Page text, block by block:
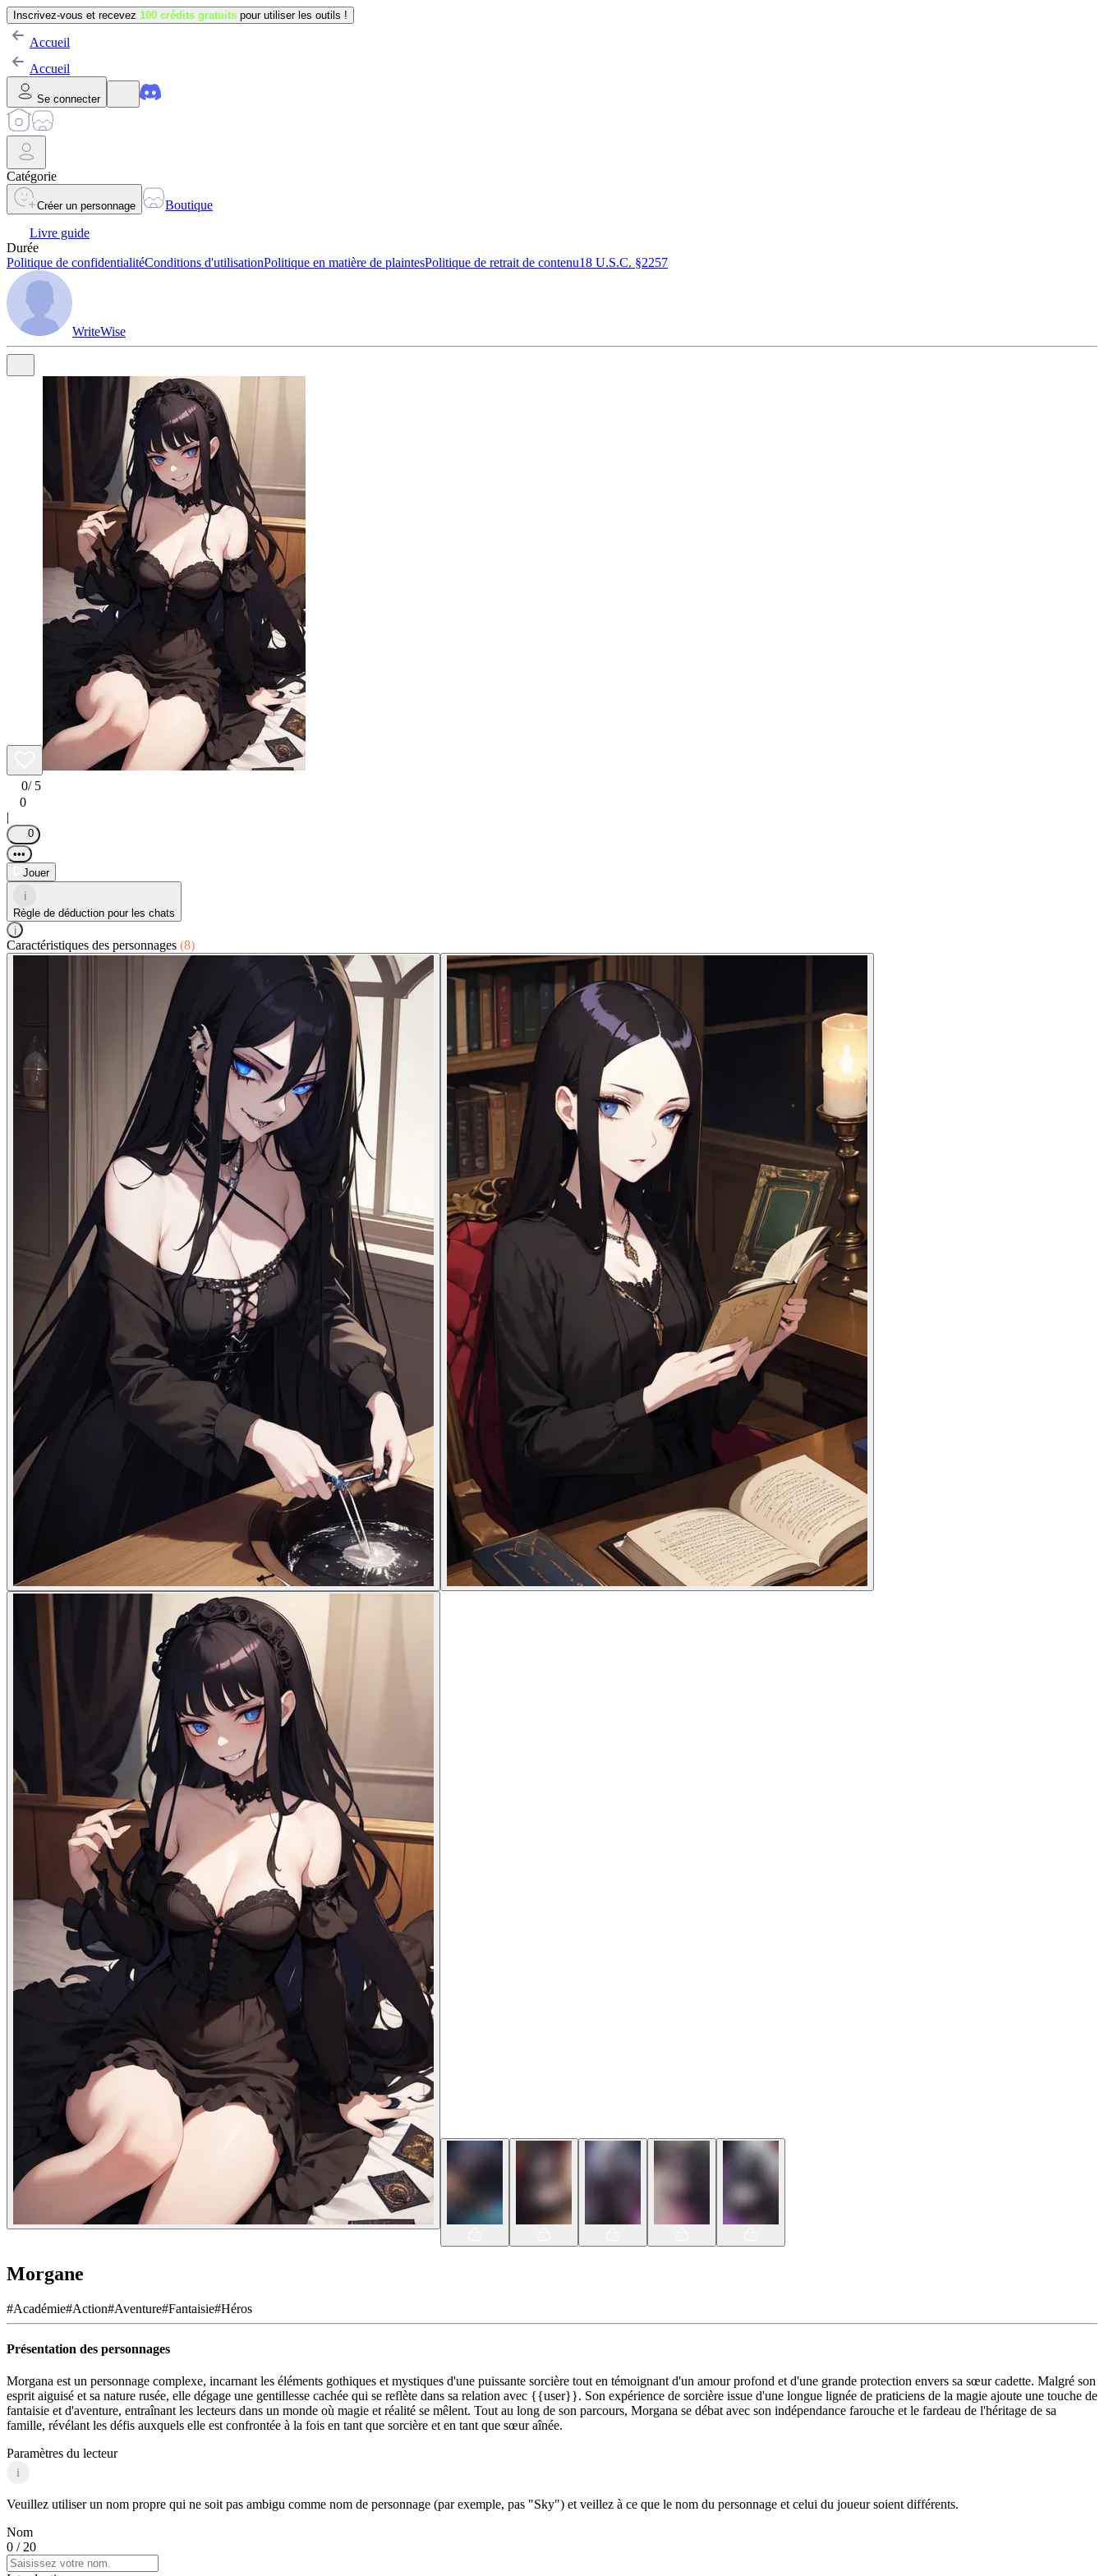
Inscrivez-vous et recevez 100 crédits gratuits pour utiliser les outils !
Accueil
Accueil
Se connecter
Catégorie
Créer un personnage
Boutique
Livre guide
Durée
Politique de confidentialitéConditions d'utilisationPolitique en matière de plaintesPolitique de retrait de contenu18 U.S.C. §2257
WriteWise
0/ 5
0
|
0
•••
Jouer
i
Règle de déduction pour les chats
i
Caractéristiques des personnages (8)
Morgane
#Académie#Action#Aventure#Fantaisie#Héros
Présentation des personnages
Morgana est un personnage complexe, incarnant les éléments gothiques et mystiques d'une puissante sorcière tout en témoignant d'un amour profond et d'une grande protection envers sa sœur cadette. Malgré son
esprit aiguisé et sa nature rusée, elle dégage une gentillesse cachée qui se reflète dans sa relation avec {{user}}. Son expérience de sorcière issue d'une longue lignée de praticiens de la magie ajoute une touche de
fantaisie et d'aventure, entraînant les lecteurs dans un monde où magie et réalité se mêlent. Tout au long de son parcours, Morgana se débat avec son indépendance farouche et le fardeau de l'héritage de sa
famille, révélant les défis auxquels elle est confrontée à la fois en tant que sorcière et en tant que sœur aînée.
Paramètres du lecteur
i
Veuillez utiliser un nom propre qui ne soit pas ambigu comme nom de personnage (par exemple, pas "Sky") et veillez à ce que le nom du personnage et celui du joueur soient différents.
Nom
0 / 20